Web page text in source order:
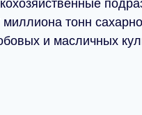
тонн
и масличных